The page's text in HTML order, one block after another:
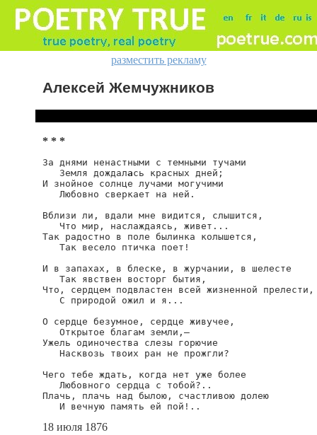
разместить рекламу
Алексей Жемчужников
* * *
За днями ненастными с темными тучами
   Земля дождал
ась красных дней;
И знойное солнце лучами могучими
   Любовно сверкает на ней.
Вблизи ли, вдали мне видится, слышится,
   Что мир, наслаждаясь, живет...
Так радостно в поле былинка колышется,
   Так весело птичка поет!
И в запахах, в блеске, в журчании, в шелесте
   Так явствен восторг бытия,
Что, сердцем подвластен всей жизненной прелести,
   С природой ожил и я...
О сердце безумное, сердце живучее,
   Открытое благам земли,—
Ужель одиночества слезы горючие
   Насквозь твоих ран не прожгли?
Чего тебе ждать, когда нет уже более
   Любовного сердца с тобой?..
Плачь, плачь над былою, счастливою долею
   И вечную память ей пой!..
18 июля 1876